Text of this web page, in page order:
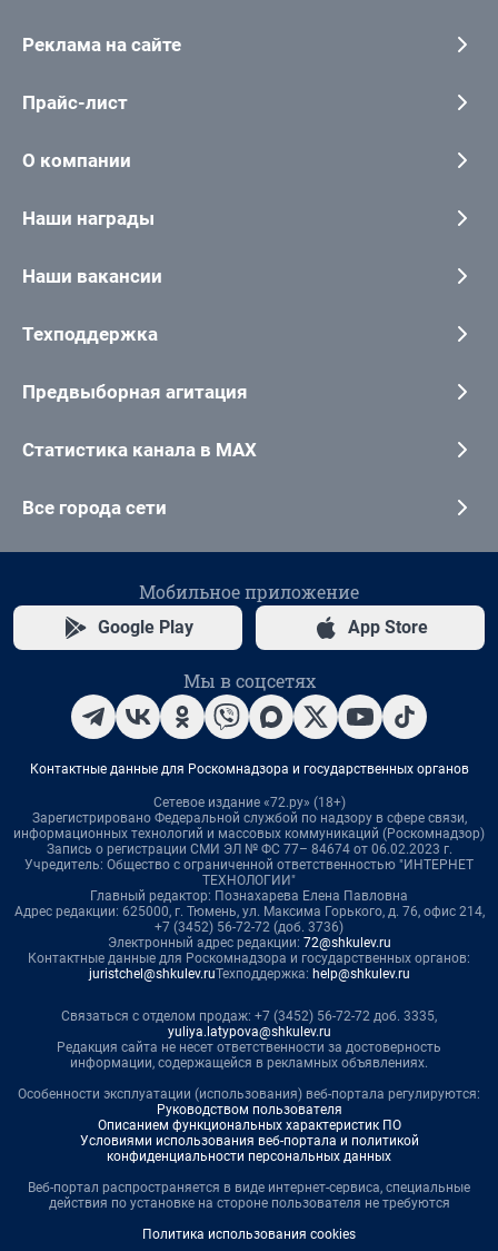
Реклама на сайте
Прайс-лист
О компании
Наши награды
Наши вакансии
Техподдержка
Предвыборная агитация
Статистика канала в MAX
Все города сети
Мобильное приложение
Google Play App Store
Мы в соцсетях
Контактные данные для Роскомнадзора и государственных органов
Сетевое издание «72.ру» (18+)
Зарегистрировано Федеральной службой по надзору в сфере связи,
информационных технологий и массовых коммуникаций (Роскомнадзор)
Запись о регистрации СМИ ЭЛ № ФС 77– 84674 от 06.02.2023 г.
Учредитель: Общество с ограниченной ответственностью "ИНТЕРНЕТ
ТЕХНОЛОГИИ"
Главный редактор: Познахарева Елена Павловна
Адрес редакции: 625000, г. Тюмень, ул. Максима Горького, д. 76, офис 214,
+7 (3452) 56-72-72 (доб. 3736)
Электронный адрес редакции: 72@shkulev.ru
Контактные данные для Роскомнадзора и государственных органов:
juristchel@shkulev.ruТехподдержка: help@shkulev.ru
Связаться с отделом продаж: +7 (3452) 56-72-72 доб. 3335,
yuliya.latypova@shkulev.ru
Редакция сайта не несет ответственности за достоверность
информации, содержащейся в рекламных объявлениях.
Особенности эксплуатации (использования) веб-портала регулируются:
Руководством пользователя
Описанием функциональных характеристик ПО
Условиями использования веб-портала и политикой
конфиденциальности персональных данных
Веб-портал распространяется в виде интернет-сервиса, специальные
действия по установке на стороне пользователя не требуются
Политика использования cookies